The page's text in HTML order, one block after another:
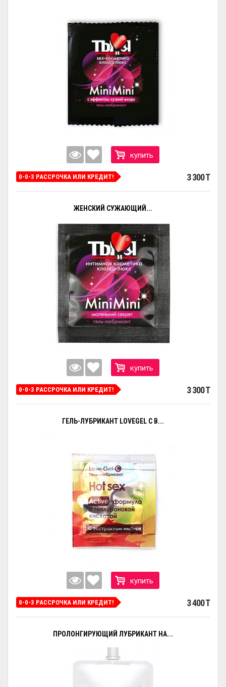
купить
0-0-3 РАССРОЧКА ИЛИ КРЕДИТ! 3 300 T
ЖЕНСКИЙ СУЖАЮЩИЙ...
купить
0-0-3 РАССРОЧКА ИЛИ КРЕДИТ! 3 300 T
ГЕЛЬ-ЛУБРИКАНТ LOVEGEL C В...
купить
0-0-3 РАССРОЧКА ИЛИ КРЕДИТ! 3 400 T
ПРОЛОНГИРУЮЩИЙ ЛУБРИКАНТ НА...